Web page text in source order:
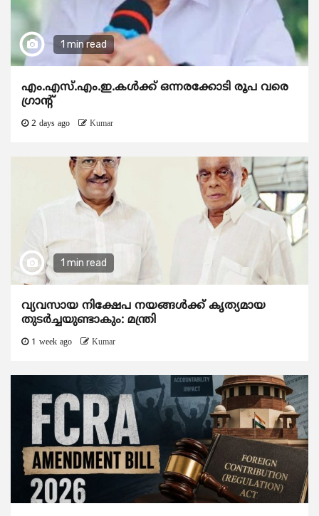
1 min read
എം.എസ്.എം.ഇ.കൾക്ക് ഒന്നരക്കോടി രൂപ വരെ
ഗ്രാന്റ്
2 days ago Kumar
1 min read
വ്യവസായ നിക്ഷേപ നയങ്ങള്‍ക്ക് കൃത്യമായ
തുടര്‍ച്ചയുണ്ടാകും: മന്ത്രി
1 week ago Kumar